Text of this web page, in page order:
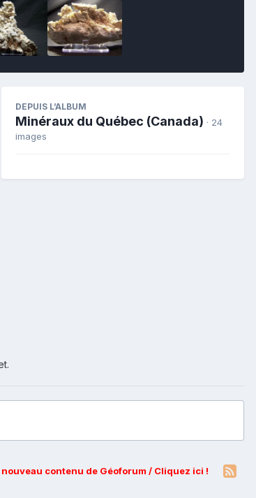
DEPUIS L’ALBUM
Minéraux du Québec (Canada) · 24
images
nouveau contenu de Géoforum / Cliquez ici !